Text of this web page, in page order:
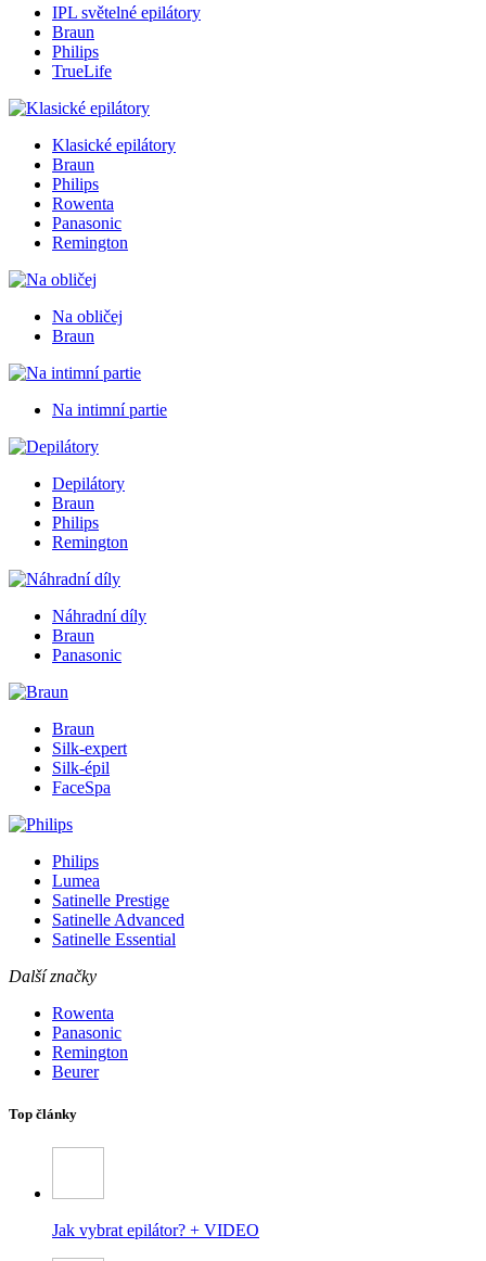
IPL světelné epilátory
Braun
Philips
TrueLife
Klasické epilátory
Braun
Philips
Rowenta
Panasonic
Remington
Na obličej
Braun
Na intimní partie
Depilátory
Braun
Philips
Remington
Náhradní díly
Braun
Panasonic
Braun
Silk-expert
Silk-épil
FaceSpa
Philips
Lumea
Satinelle Prestige
Satinelle Advanced
Satinelle Essential
Další značky
Rowenta
Panasonic
Remington
Beurer
Top články
Jak vybrat epilátor? + VIDEO